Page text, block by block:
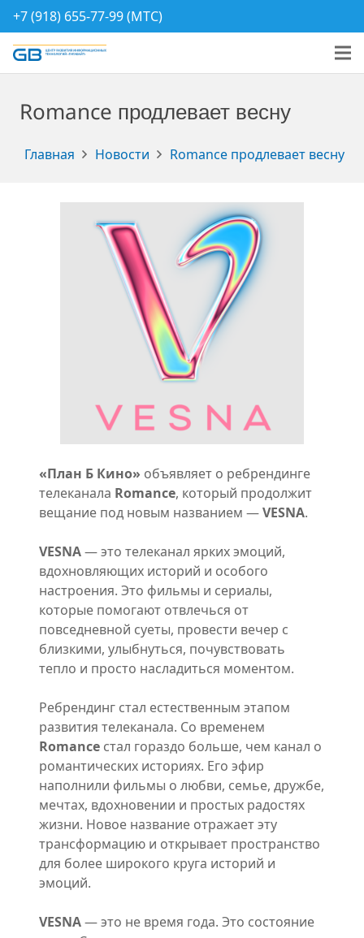
+7 (918) 655-77-99 (МТС)
Romance продлевает весну
Главная Новости Romance продлевает весну
«План Б Кино» объявляет о ребрендинге
телеканала Romance, который продолжит
вещание под новым названием —VESNA.
VESNA— это телеканал ярких эмоций,
вдохновляющих историй и особого
настроения. Это фильмы и сериалы,
которые помогают отвлечься от
повседневной суеты, провести вечер с
близкими, улыбнуться, почувствовать
тепло и просто насладиться моментом.
Ребрендинг стал естественным этапом
развития телеканала. Со временем
Romance стал гораздо больше, чем канал о
романтических историях. Его эфир
наполнили фильмы о любви, семье, дружбе,
мечтах, вдохновении и простых радостях
жизни. Новое название отражает эту
трансформацию и открывает пространство
для более широкого круга историй и
эмоций.
VESNA— это не время года. Это состояние